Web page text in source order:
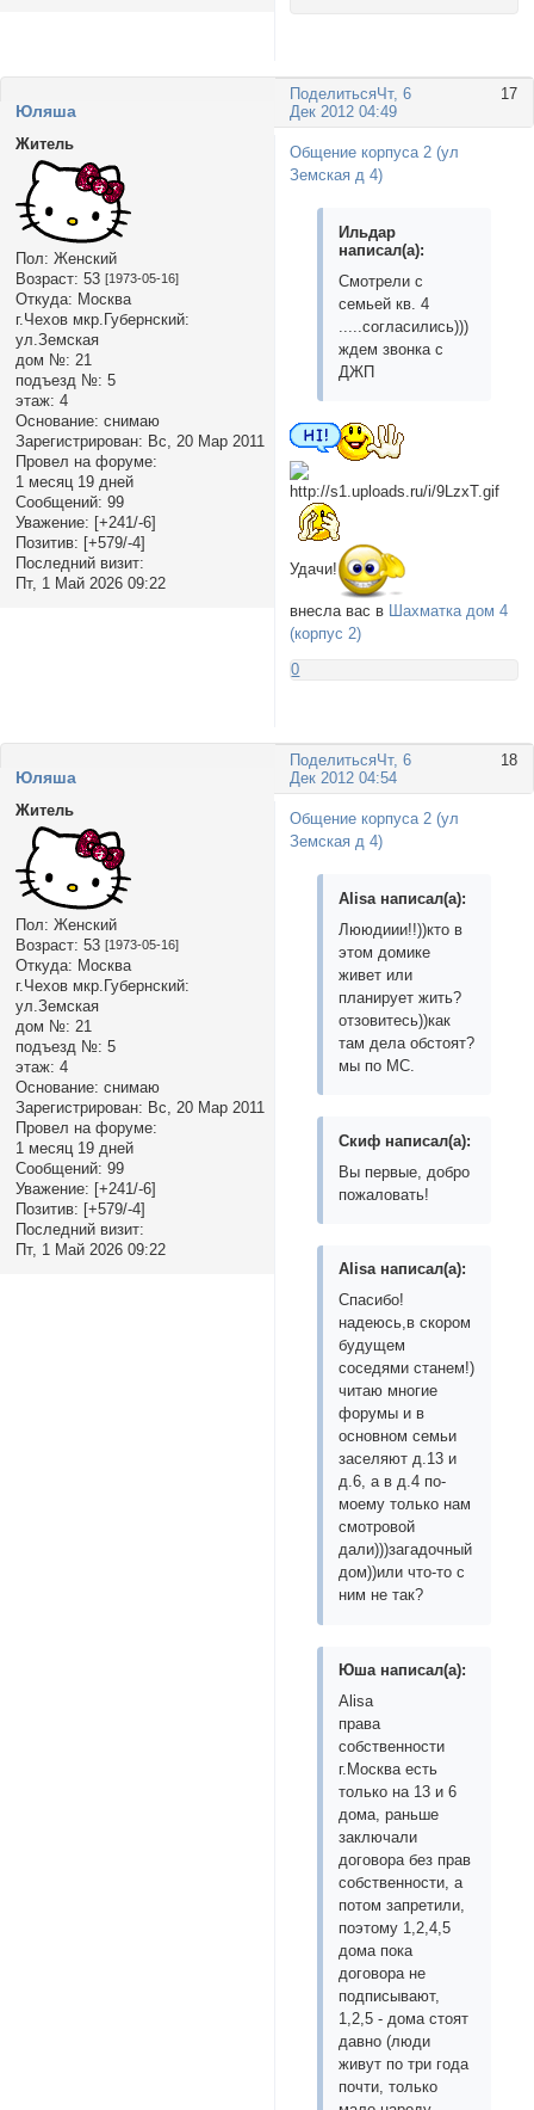
Поделиться 17
Чт, 6
Дек 2012 04:49
Юляша
Житель
Пол: Женский
Возраст: 53 [1973-05-16]
Откуда: Москва
г.Чехов мкр.Губернский:
ул.Земская
дом №: 21
подъезд №: 5
этаж: 4
Основание: снимаю
Зарегистрирован: Вс, 20 Мар 2011
Провел на форуме:
1 месяц 19 дней
Сообщений: 99
Уважение: [+241/-6]
Позитив: [+579/-4]
Последний визит:
Пт, 1 Май 2026 09:22
Общение корпуса 2 (ул
Земская д 4)
Ильдар
написал(а):
Смотрели с
семьей кв. 4
.....согласились)))
ждем звонка с
ДЖП
Удачи!
внесла вас в
Шахматка дом 4
(корпус 2)
0
Поделиться 18
Чт, 6
Дек 2012 04:54
Юляша
Житель
Пол: Женский
Возраст: 53 [1973-05-16]
Откуда: Москва
г.Чехов мкр.Губернский:
ул.Земская
дом №: 21
подъезд №: 5
этаж: 4
Основание: снимаю
Зарегистрирован: Вс, 20 Мар 2011
Провел на форуме:
1 месяц 19 дней
Сообщений: 99
Уважение: [+241/-6]
Позитив: [+579/-4]
Последний визит:
Пт, 1 Май 2026 09:22
Общение корпуса 2 (ул
Земская д 4)
Alisa написал(а):
Лююдиии!!))кто в
этом домике
живет или
планирует жить?
отзовитесь))как
там дела обстоят?
мы по МС.
Скиф написал(а):
Вы первые, добро
пожаловать!
Alisa написал(а):
Спасибо!
надеюсь,в скором
будущем
соседями станем!)
читаю многие
форумы и в
основном семьи
заселяют д.13 и
д.6, а в д.4 по-
моему только нам
смотровой
дали)))загадочный
дом))или что-то с
ним не так?
Юша написал(а):
Alisa
права
собственности
г.Москва есть
только на 13 и 6
дома, раньше
заключали
договора без прав
собственности, а
потом запретили,
поэтому 1,2,4,5
дома пока
договора не
подписывают,
1,2,5 - дома стоят
давно (люди
живут по три года
почти, только